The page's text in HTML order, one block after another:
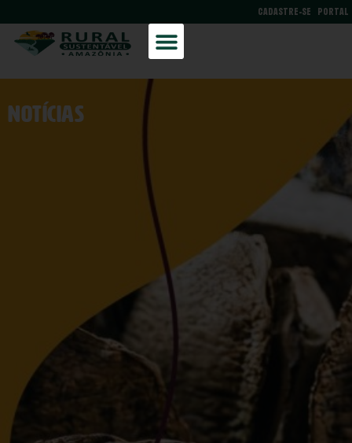
PORTAL
CADASTRE-SE
NOtícias